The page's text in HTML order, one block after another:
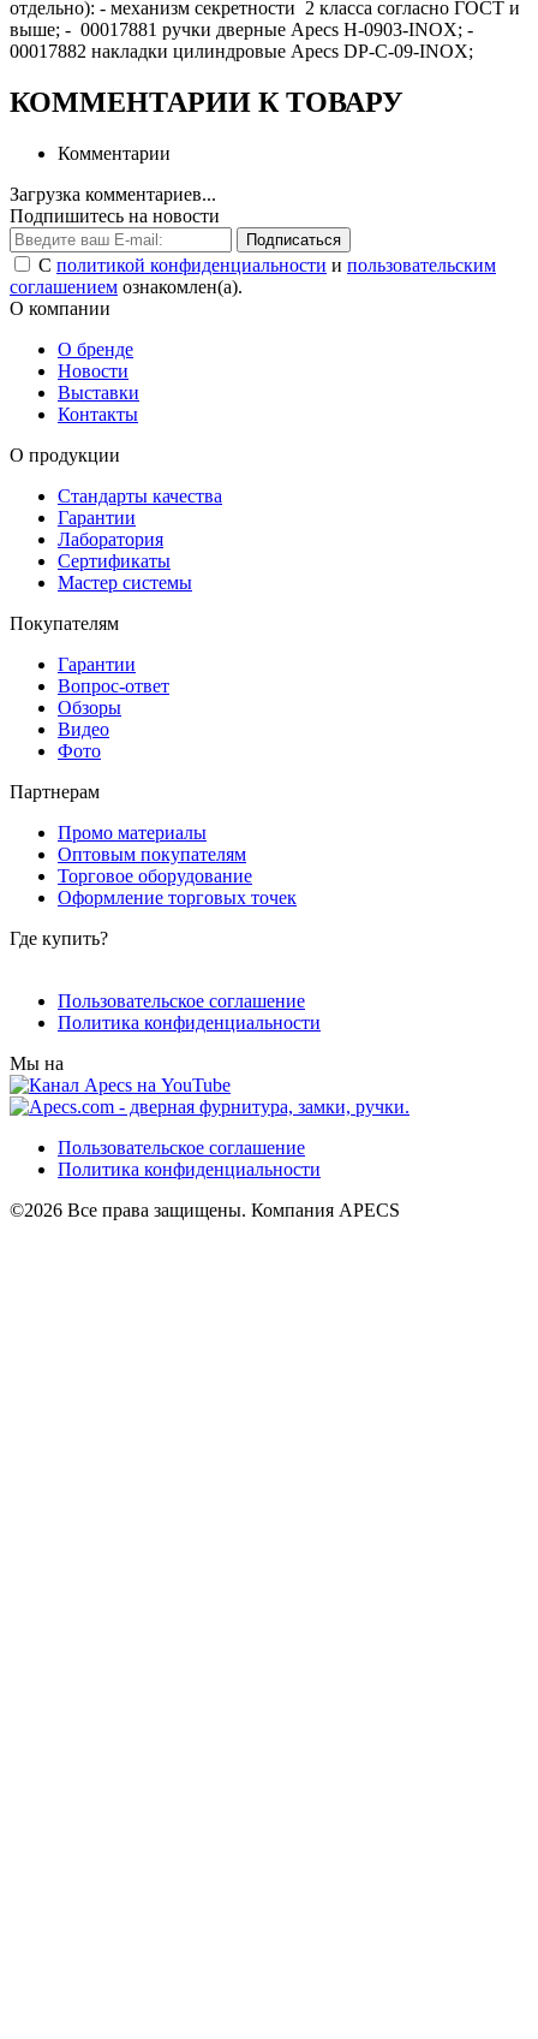
отдельно): - механизм секретности 2 класса согласно ГОСТ и
выше; - 00017881 ручки дверные Apecs H-0903-INOX; -
00017882 накладки цилиндровые Apecs DP-C-09-INOX;
КОММЕНТАРИИ К ТОВАРУ
Комментарии
Загрузка комментариев...
Подпишитесь на новости
Подписаться
С политикой конфиденциальности и пользовательским
соглашением ознакомлен(а).
О компании
О бренде
Новости
Выставки
Контакты
О продукции
Стандарты качества
Гарантии
Лаборатория
Сертификаты
Мастер системы
Покупателям
Гарантии
Вопрос-ответ
Обзоры
Видео
Фото
Партнерам
Промо материалы
Оптовым покупателям
Торговое оборудование
Оформление торговых точек
Где купить?
Пользовательское соглашение
Политика конфиденциальности
Мы на
Пользовательское соглашение
Политика конфиденциальности
©2026 Все права защищены. Компания APECS